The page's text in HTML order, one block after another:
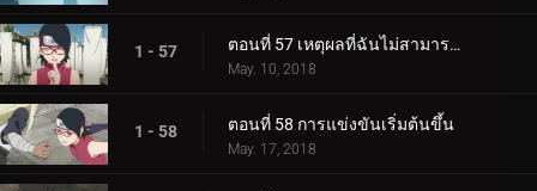
1 - 57 ตอนที่ 57 เหตุผลที่ฉันไม่สามารถสูญเสีย
May. 10, 2018
1 - 58 ตอนที่ 58 การแข่งขันเริ่มต้นขึ้น
May. 17, 2018